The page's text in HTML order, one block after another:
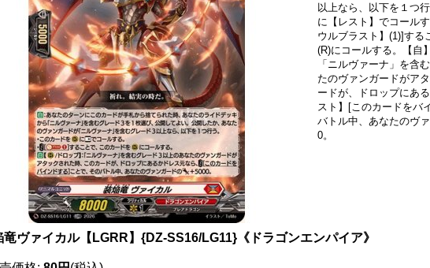
以上なら、以下を１つ
に【レスト】でコール
ウルブラスト】(1)]する
(R)にコールする。【自
「ニルヴァーナ」を含
たのヴァンガードがア
ードが、ドロップにあ
スト】[このカードをバ
バトル中、あなたのヴ
0。
竜ヴァイカル【LGRR】{DZ-SS16/LG11}《ドラゴンエンパイア》